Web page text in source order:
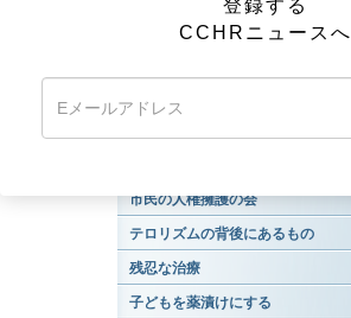
市民の人権擁護の会
テロリズムの背後にあるもの
残忍な治療
子どもを薬漬けにする
登録する
CCHRニュースへ